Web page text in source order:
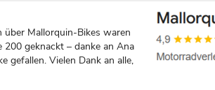
über Mallorquin-Bikes waren
geknackt – danke an Ana
gefallen. Vielen Dank an alle,